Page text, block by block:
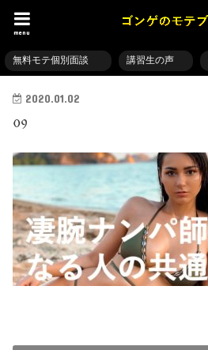
menu
無料モテ個別面談 講習生の声
2020.01.02
09